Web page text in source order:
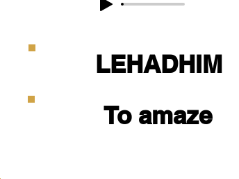
LEHADHIM
To amaze